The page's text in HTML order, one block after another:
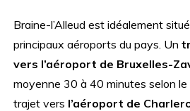
Braine-l’Alleud est idéalement
principaux aéroports du pays. Un
vers l’aéroport de Bruxelles-
moyenne 30 à 40 minutes selon le
trajet vers l’aéroport de